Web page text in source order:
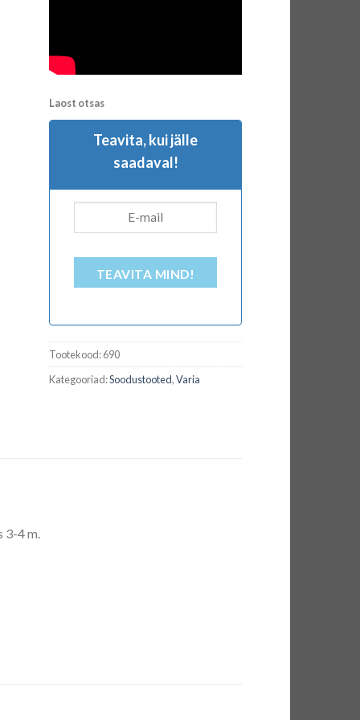
Laost otsas
Teavita, kui jälle
saadaval!
TEAVITA MIND!
Tootekood:690
Kategooriad:Soodustooted,Varia
4 m.